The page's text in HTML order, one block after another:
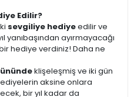
Edilir?
sevgiliye hediyeedilir ve
yanıbaşından ayırmayacağı
hediye verdiniz! Daha ne
klişeleşmiş ve iki gün
aksine onlara
bir yıl kadar da